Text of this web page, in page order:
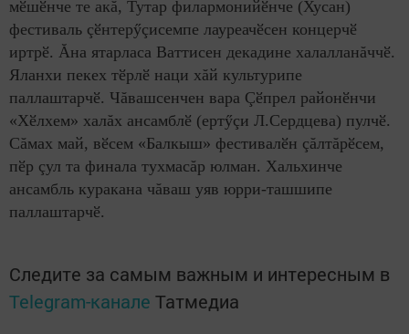
мӗшӗнче те акă, Тутар филармонийӗнче (Хусан)
фестиваль çӗнтерӳçисемпе лауреачӗсен концерчӗ
иртрӗ. Ăна ятарласа Ваттисен декадине халалланăччӗ.
Яланхи пекех тӗрлӗ наци хăй культурипе
паллаштарчӗ. Чăвашсенчен вара Çӗпрел районӗнчи
«Хӗлхем» халăх ансамблӗ (ертӳçи Л.Сердцева) пулчӗ.
Сăмах май, вӗсем «Балкыш» фестивалӗн çăлтăрӗсем,
пӗр çул та финала тухмасăр юлман. Хальхинче
ансамбль куракана чăваш уяв юрри-ташшипе
паллаштарчӗ.
Следите за самым важным и интересным в
Telegram-канале Татмедиа